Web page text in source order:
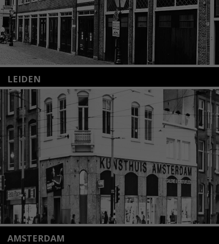
LEIDEN
Nieuwstraat 35
2312 KA Leiden
+31(0)71 – 52 84 480
info@kunsthuisleiden.nl
Lees meer
AMSTERDAM